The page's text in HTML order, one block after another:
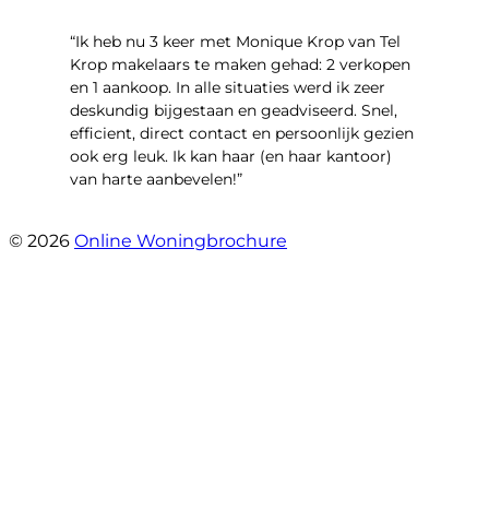
“Ik heb nu 3 keer met Monique Krop van Tel
Krop makelaars te maken gehad: 2 verkopen
en 1 aankoop. In alle situaties werd ik zeer
deskundig bijgestaan en geadviseerd. Snel,
efficient, direct contact en persoonlijk gezien
ook erg leuk. Ik kan haar (en haar kantoor)
van harte aanbevelen!”
© 2026 Online Woningbrochure